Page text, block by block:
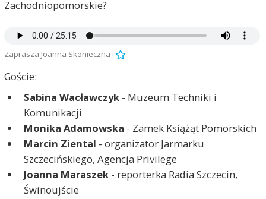
Zachodniopomorskie?
Zaprasza Joanna Skonieczna
Goście:
Sabina Wacławczyk - Muzeum Techniki i
Komunikacji
Monika Adamowska - Zamek Książąt Pomorskich
Marcin Ziental - organizator Jarmarku
Szczecińskiego, Agencja Privilege
Joanna Maraszek- reporterka Radia Szczecin,
Świnoujście